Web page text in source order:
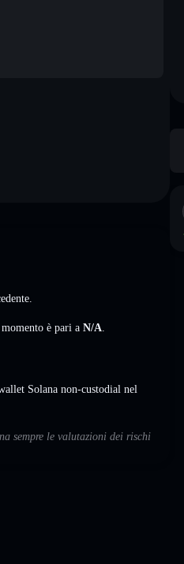
è pari a N/A
Solana non-custodial nel
sempre le valutazioni dei rischi